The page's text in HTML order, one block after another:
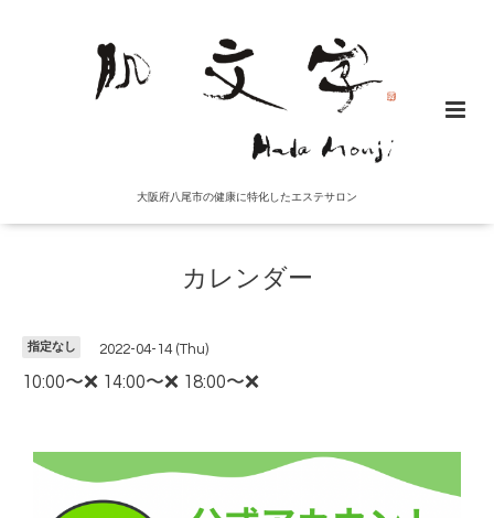
大阪府八尾市の健康に特化したエステサロン
カレンダー
指定なし 2022-04-14 (Thu)
10:00〜❌ 14:00〜❌ 18:00〜❌